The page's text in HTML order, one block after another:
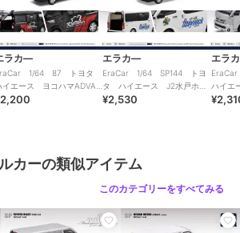
ラカ―
1/64 87 トヨタ
イエース ヨコハマADVAN
ンパニーカー
エラカ―
EraCar 1/64 SP144 トヨ
タ ハイエース J2水戸ホー
リーホック
¥2,530
エラ
ハイエ
カーの類似アイテム
このカテゴリーをすべてみる